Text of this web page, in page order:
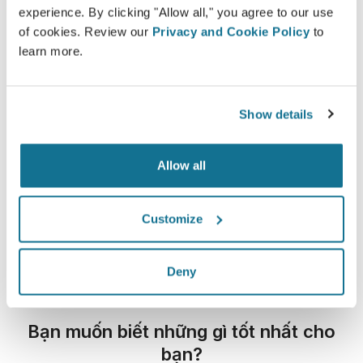
experience. By clicking "Allow all," you agree to our use
of cookies. Review our Privacy and Cookie Policy to
learn more.
Show details
Allow all
Customize
Deny
Bạn muốn biết những gì tốt nhất cho
bạn?